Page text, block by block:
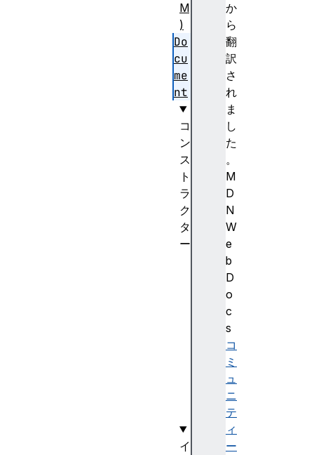
か
ら
翻
訳
さ
れ
ま
し
た
。
M
D
N
W
e
b
D
o
c
s
コ
ミ
ュ
ニ
テ
ィ
ー
M
)
Do
cu
me
nt
コ
ン
ス
ト
ラ
ク
タ
ー
イ